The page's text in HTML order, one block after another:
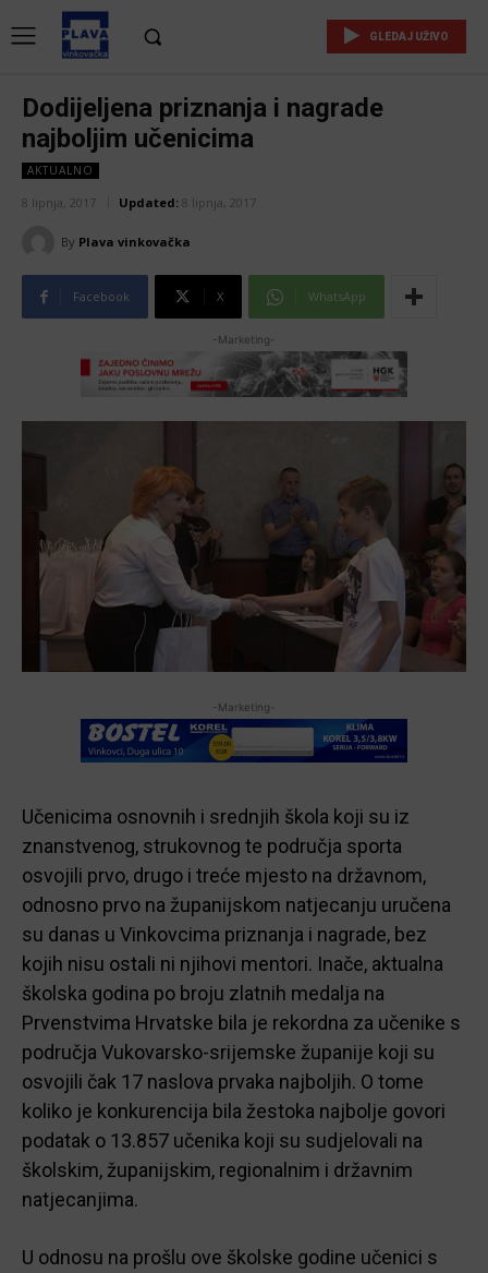
GLEDAJ UŽIVO
Dodijeljena priznanja i nagrade
najboljim učenicima
AKTUALNO
8 lipnja, 2017 Updated: 8 lipnja, 2017
By Plava vinkovačka
Facebook X WhatsApp
-Marketing-
-Marketing-
Učenicima osnovnih i srednjih škola koji su iz
znanstvenog, strukovnog te područja sporta
osvojili prvo, drugo i treće mjesto na državnom,
odnosno prvo na županijskom natjecanju uručena
su danas u Vinkovcima priznanja i nagrade, bez
kojih nisu ostali ni njihovi mentori. Inače, aktualna
školska godina po broju zlatnih medalja na
Prvenstvima Hrvatske bila je rekordna za učenike s
područja Vukovarsko-srijemske županije koji su
osvojili čak 17 naslova prvaka najboljih. O tome
koliko je konkurencija bila žestoka najbolje govori
podatak o 13.857 učenika koji su sudjelovali na
školskim, županijskim, regionalnim i državnim
natjecanjima.
U odnosu na prošlu ove školske godine učenici s